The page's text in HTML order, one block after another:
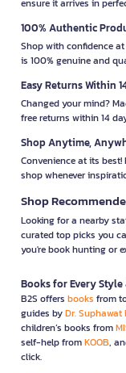
ensure it arrives in
100% Authentic
Shop with confidence
is 100% genuine and
Easy Returns Within
Changed your mind?
free returns within 14
Shop Anytime,
Convenience at its
shop whenever
Shop
Looking for a nearby
curated top picks you
you're book hunting or
Books for Every Style
B2S offers books from
guides byDr. Suphawat
children’s books from
self-help fromKOOB,
click.